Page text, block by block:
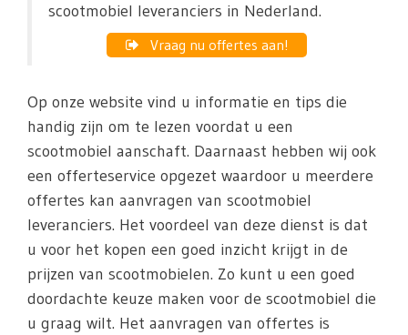
scootmobiel leveranciers in Nederland.
Vraag nu offertes aan!
Op onze website vind u informatie en tips die
handig zijn om te lezen voordat u een
scootmobiel aanschaft. Daarnaast hebben wij ook
een offerteservice opgezet waardoor u meerdere
offertes kan aanvragen van scootmobiel
leveranciers. Het voordeel van deze dienst is dat
u voor het kopen een goed inzicht krijgt in de
prijzen van scootmobielen. Zo kunt u een goed
doordachte keuze maken voor de scootmobiel die
u graag wilt. Het aanvragen van offertes is